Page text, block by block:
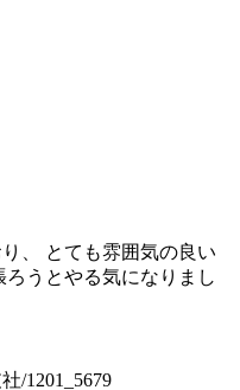
、 とても雰囲気の良い
ろうとやる気になりまし
/1201_5679